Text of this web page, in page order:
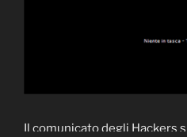
Il comunicato degli Hackers